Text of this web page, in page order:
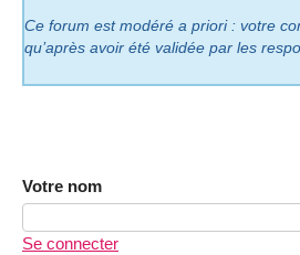
Ce forum est modéré a priori : votre
qu’après avoir été validée par les
Votre nom
Se connecter